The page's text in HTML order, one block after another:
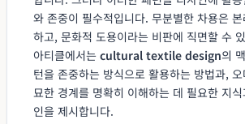
와 존중이 필수적입니다. 무분별한 차용은
하고, 문화적 도용이라는 비판에 직면할 수
아티클에서는 cultural textile design의
턴을 존중하는 방식으로 활용하는 방법과,
묘한 경계를 명확히 이해하는 데 필요한 지
인을 제시합니다.